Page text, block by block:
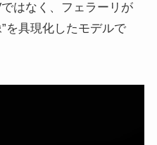
はなく、フェラーリが
を具現化したモデルで